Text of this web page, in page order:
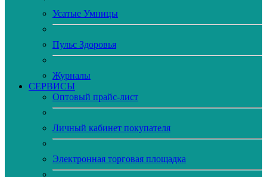
Усатые Умницы
Пульс Здоровья
Журналы
CЕРВИСЫ
Оптовый прайс-лист
Личный кабинет покупателя
Электронная торговая площадка